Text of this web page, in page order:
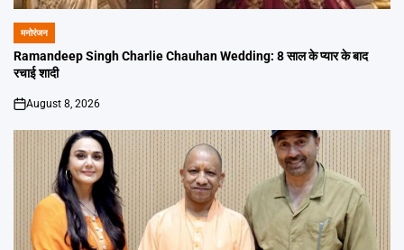
POSTED
IN
मनोरंजन
Ramandeep Singh Charlie Chauhan Wedding: 8 साल के प्यार के बाद
रचाई शादी
on
August 8, 2026